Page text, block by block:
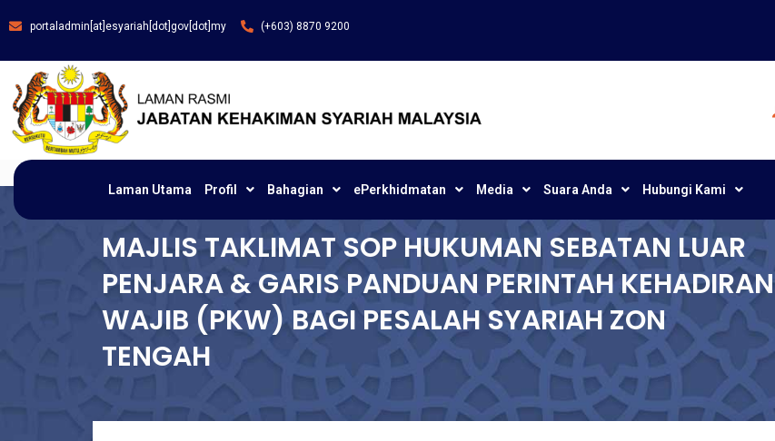
portaladmin[at]esyariah[dot]gov[dot]my (+603) 8870 9200
Laman Utama Profil Bahagian ePerkhidmatan Media Suara Anda Hubungi Kami
MAJLIS TAKLIMAT SOP HUKUMAN SEBATAN LUAR
PENJARA & GARIS PANDUAN PERINTAH KEHADIRAN
WAJIB (PKW) BAGI PESALAH SYARIAH ZON
TENGAH